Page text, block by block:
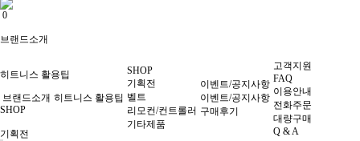
0
브랜드소개
히트니스 활용팁
SHOP
기획전
브랜드소개 히트니스 활용팁
SHOP
기획전
벨트
리모컨/컨트롤러
기타제품
이벤트/공지사항
이벤트/공지사항
구매후기
고객지원
FAQ
이용안내
전화주문
대량구매
Q & A